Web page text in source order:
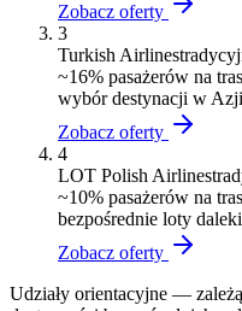
Zobacz oferty
3
Turkish Airlines
~16% pasażerów na
wybór destynacji w
Zobacz oferty
4
LOT Polish Airlines
~10% pasażerów na
bezpośrednie loty
Zobacz oferty
Udziały orientacyjne —